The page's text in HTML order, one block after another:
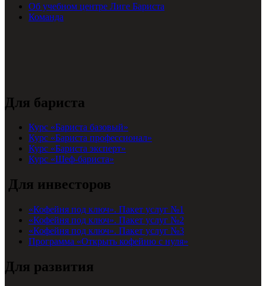
Об учебном центре Лиге Бариста
Команда
Для бариста
Курс «Бариста базовый»
Курс «Бариста профессионал»
Курс «Бариста эксперт»
Курс «Шеф-бариста»
Для инвесторов
«Кофейня под ключ». Пакет услуг №1
«Кофейня под ключ». Пакет услуг №2
«Кофейня под ключ». Пакет услуг №3
Программа «Открыть кофейню с нуля»
Для развития